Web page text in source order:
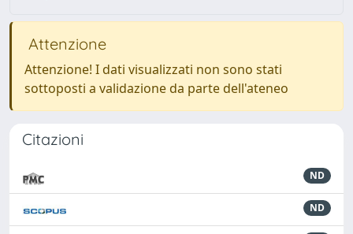
Attenzione
Attenzione! I dati visualizzati non sono stati
sottoposti a validazione da parte dell'ateneo
Citazioni
ND
ND